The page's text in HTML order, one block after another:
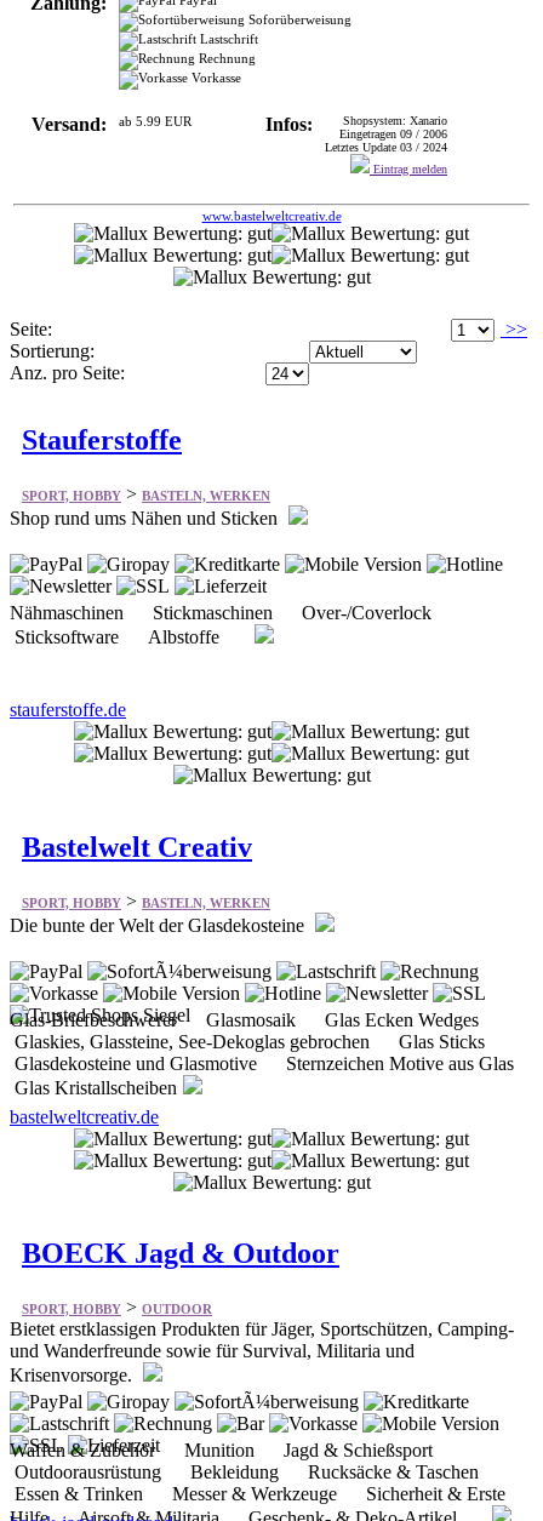
Soforüberweisung
Lastschrift
Rechnung
Vorkasse
Versand: ab 5.99 EUR Infos:
Shopsystem: Xanario
Eingetragen 09 / 2006
Letztes Update 03 / 2024
Eintrag melden
www.bastelweltcreativ.de
Seite:
>>
Sortierung:
Anz. pro Seite:
Stauferstoffe
SPORT, HOBBY > BASTELN, WERKEN
Shop rund ums Nähen und Sticken
Nähmaschinen Stickmaschinen Over-/Coverlock
Sticksoftware Albstoffe
stauferstoffe.de
Bastelwelt Creativ
SPORT, HOBBY > BASTELN, WERKEN
Die bunte der Welt der Glasdekosteine
Glas-Briefbeschwerer Glasmosaik Glas Ecken Wedges
Glaskies, Glassteine, See-Dekoglas gebrochen Glas Sticks
Glasdekosteine und Glasmotive Sternzeichen Motive aus Glas
Glas Kristallscheiben
bastelweltcreativ.de
BOECK Jagd & Outdoor
SPORT, HOBBY > OUTDOOR
Bietet erstklassigen Produkten für Jäger, Sportschützen, Camping-
und Wanderfreunde sowie für Survival, Militaria und
Krisenvorsorge.
Waffen & Zubehör Munition Jagd & Schießsport
Outdoorausrüstung Bekleidung Rucksäcke & Taschen
Essen & Trinken Messer & Werkzeuge Sicherheit & Erste